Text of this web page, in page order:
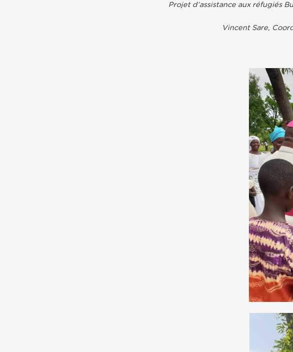
Projet d’assistance aux réfugiés
Vincent Sare,